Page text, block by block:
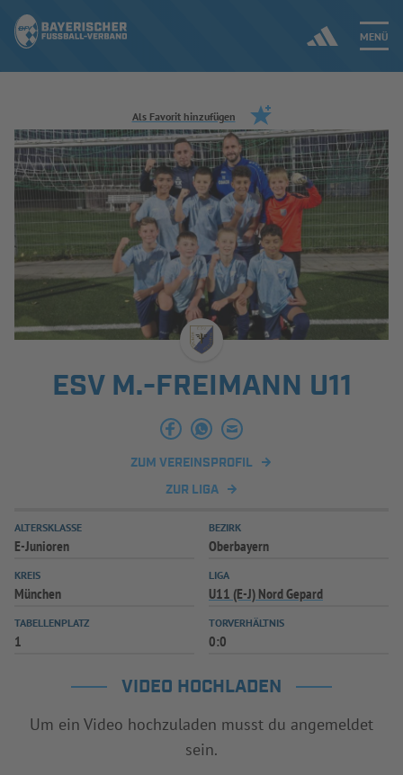
MENÜ
Jetzt einloggen
ERGEBNISSE & WETTBEWERBE
NEUIGKEITEN
SPIELBETRIEB & VERBANDSLEBEN
AUSBILDUNG & FÖRDERUNG
INFOTHEK SPIELPLUS
Als Favorit hinzufügen
ESV M.-FREIMANN U11
ZUM VEREINSPROFIL
ZUR LIGA
ALTERSKLASSE
E-Junioren
BEZIRK
Oberbayern
KREIS
München
LIGA
U11 (E-J) Nord Gepard
TABELLENPLATZ
1
TORVERHÄLTNIS
0:0
VIDEO HOCHLADEN
Um ein Video hochzuladen musst du angemeldet
sein.